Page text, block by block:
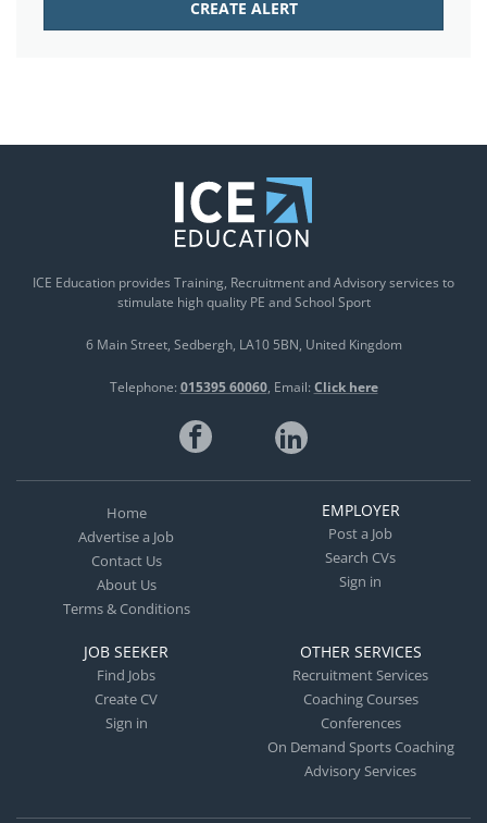
ICE Education provides Training, Recruitment and Advisory services to
stimulate high quality PE and School Sport
6 Main Street Sedbergh LA10 5BN United Kingdom
Telephone: 015395 60060 Email: Click here
Home
Advertise a Job
Contact Us
About Us
Terms & Conditions
EMPLOYER
Post a Job
Search CVs
Sign in
JOB SEEKER
Find Jobs
Create CV
Sign in
OTHER SERVICES
Recruitment Services
Coaching Courses
Conferences
On Demand Sports Coaching
Advisory Services